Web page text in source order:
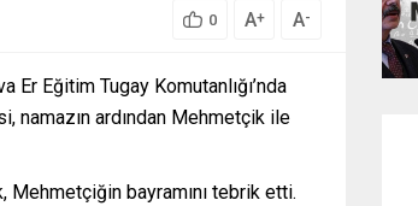
0 A+ A-
Er Eğitim Tugay Komutanlığı’nda
namazın ardından Mehmetçik ile
Mehmetçiğin bayramını tebrik etti.